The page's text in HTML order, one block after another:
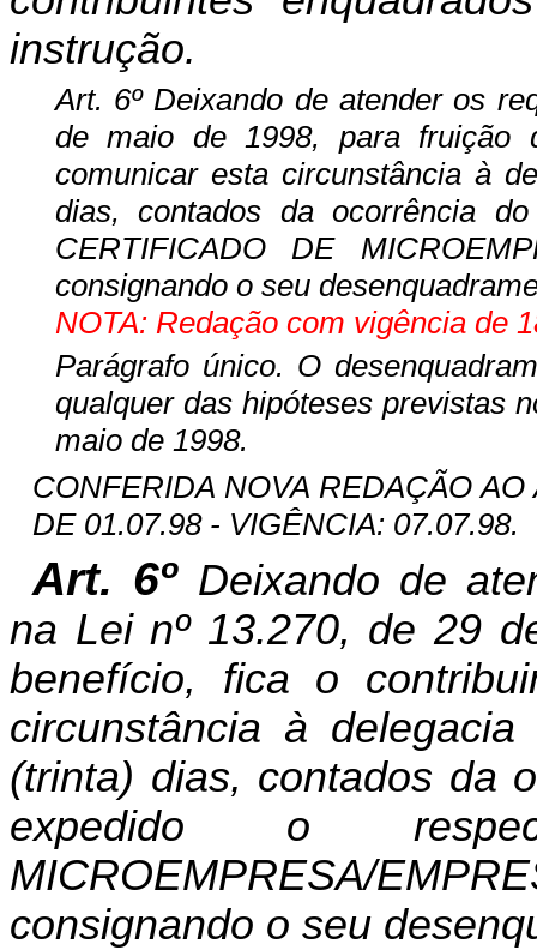
instrução.
Art. 6º Deixando de atender os
de maio de 1998, para fruição
comunicar esta circunstância à
dias, contados da ocorrência
CERTIFICADO DE
consignando o seu
NOTA: Redação com vigência de
Parágrafo único. O
qualquer das hipóteses previstas
maio de 1998.
CONFERIDA NOVA REDAÇÃO AO
DE 01.07.98 - VIGÊNCIA: 07.07.98.
Art. 6º Deixando de
na Lei nº 13.270, de 29
benefício, fica o
circunstância à
(trinta) dias, contados da
expedido o
MICROEMPRESA/
consignando o seu